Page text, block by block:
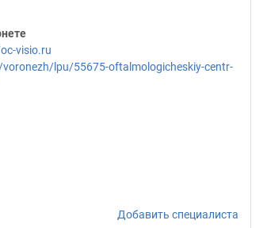
visio.ru
/voronezh/lpu/55675-oftalmologicheskiy-centr-
Добавить специалиста